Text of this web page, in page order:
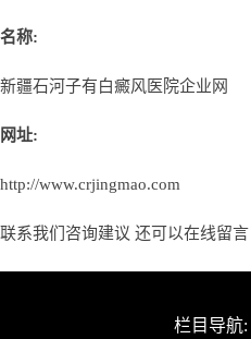
名称:
新疆石河子有白癜风医院企业网
网址:
http://www.crjingmao.com
联系我们咨询建议 还可以在线留言
栏目导航: